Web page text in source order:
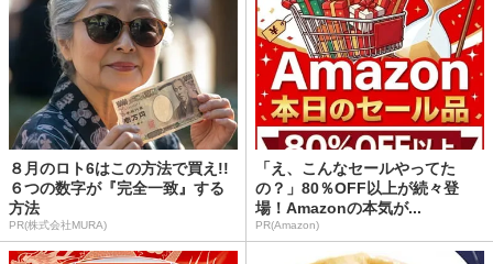
８月のロト6はこの方法で買え!!
６つの数字が『完全一致』する
方法
PR(株式会社MURA)
「え、こんなセールやってた
の？」80％OFF以上が続々登
場！Amazonの本気が...
PR(Amazon)